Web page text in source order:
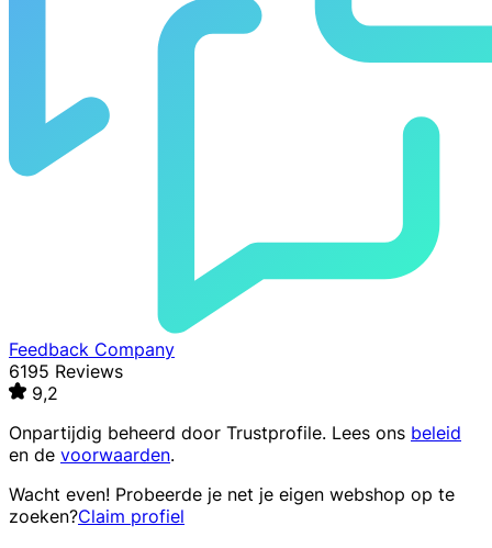
Feedback Company
6195 Reviews
9,2
Onpartijdig beheerd door Trustprofile. Lees ons beleid
en de voorwaarden.
Wacht even! Probeerde je net je eigen webshop op te
zoeken?Claim profiel